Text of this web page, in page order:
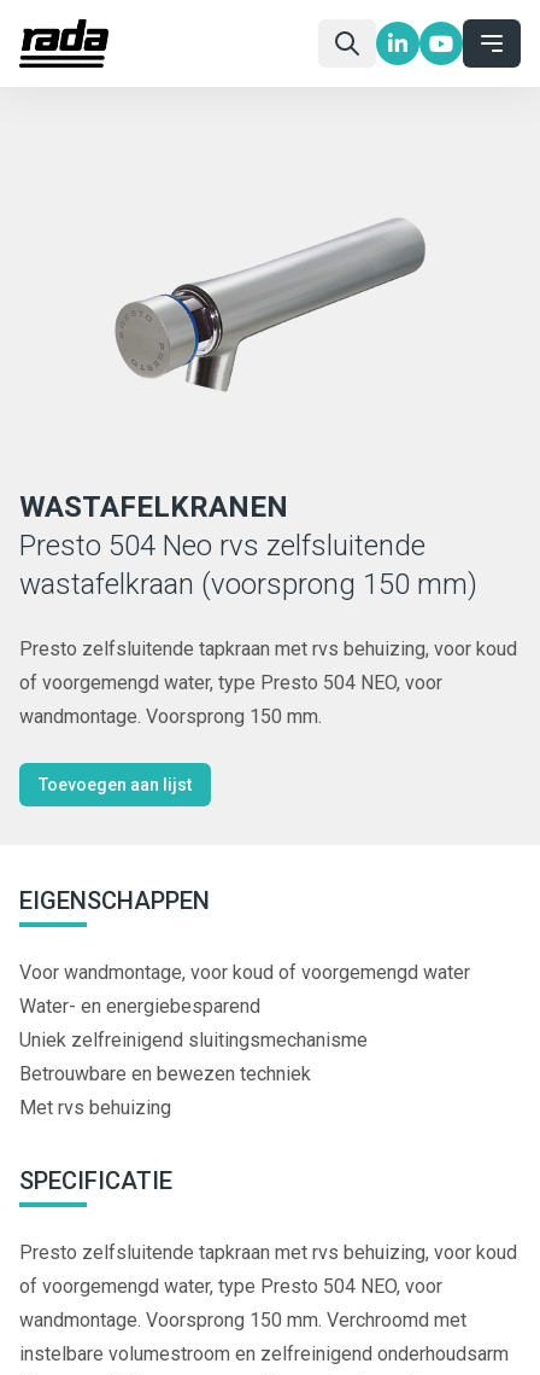
WASTAFELKRANEN
Presto 504 Neo rvs zelfsluitende
wastafelkraan (voorsprong 150 mm)
Presto zelfsluitende tapkraan met rvs behuizing, voor koud
of voorgemengd water, type Presto 504 NEO, voor
wandmontage. Voorsprong 150 mm.
Toevoegen aan lijst
EIGENSCHAPPEN
Voor wandmontage, voor koud of voorgemengd water
Water- en energiebesparend
Uniek zelfreinigend sluitingsmechanisme
Betrouwbare en bewezen techniek
Met rvs behuizing
SPECIFICATIE
Presto zelfsluitende tapkraan met rvs behuizing, voor koud
of voorgemengd water, type Presto 504 NEO, voor
wandmontage. Voorsprong 150 mm. Verchroomd met
instelbare volumestroom en zelfreinigend onderhoudsarm